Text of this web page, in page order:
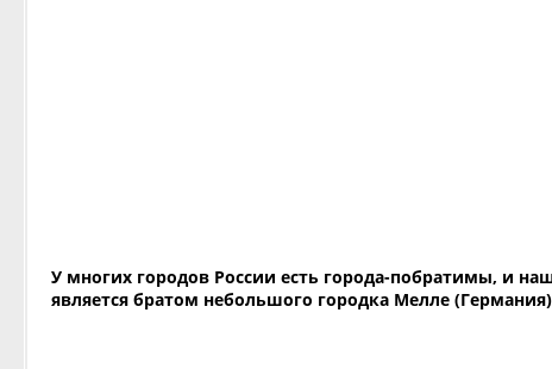
У многих городов России есть города-побратимы, и
является братом небольшого городка Мелле